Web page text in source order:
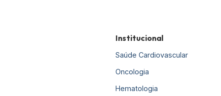
Institucional
Saúde Cardiovascular
Oncologia
Hematologia